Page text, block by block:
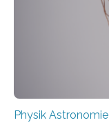
technologie
internationale
Physik Astronomie